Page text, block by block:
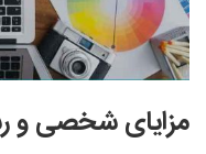
مزایای شخصی و